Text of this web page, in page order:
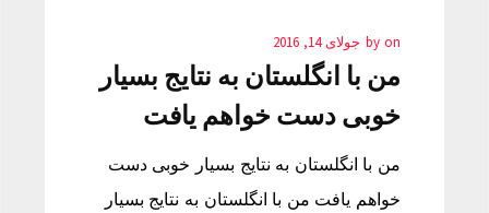
by on جولای 14, 2016
من با انگلستان به نتایج بسیار
خوبی دست خواهم یافت
من با انگلستان به نتایج بسیار خوبی دست
خواهم یافت من با انگلستان به نتایج بسیار